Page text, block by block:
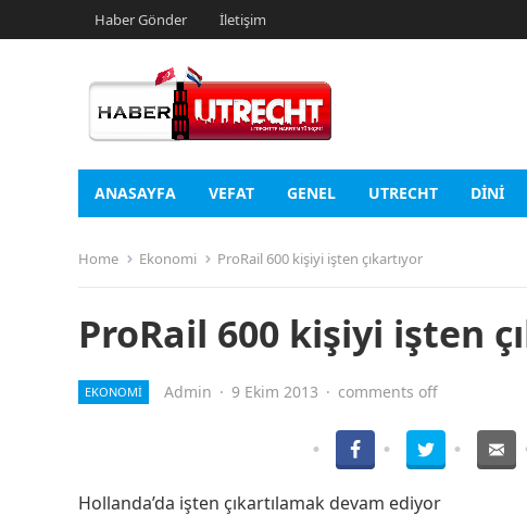
Haber Gönder İletişim
ANASAYFA VEFAT GENEL UTRECHT DINI
Home Ekonomi ProRail 600 kişiyi işten çıkartıyor
ProRail 600 kişiyi işten
EKONOMI Admin · 9 Ekim 2013 · comments off
Hollanda’da işten çıkartılamak devam ediyor